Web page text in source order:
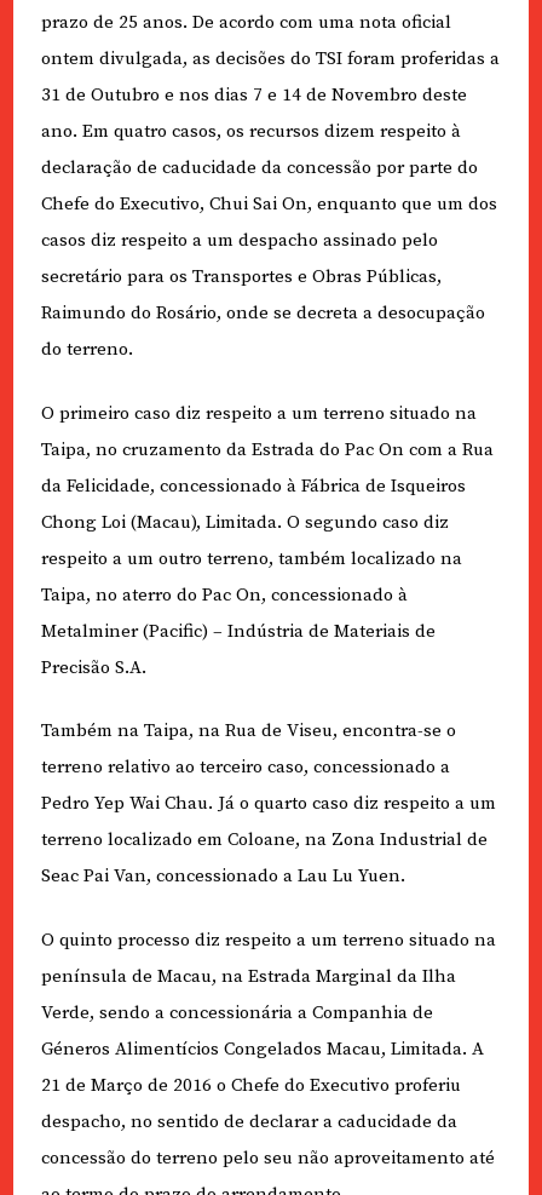
prazo de 25 anos. De acordo com uma nota oficial
ontem divulgada, as decisões do TSI foram proferidas a
31 de Outubro e nos dias 7 e 14 de Novembro deste
ano. Em quatro casos, os recursos dizem respeito à
declaração de caducidade da concessão por parte do
Chefe do Executivo, Chui Sai On, enquanto que um dos
casos diz respeito a um despacho assinado pelo
secretário para os Transportes e Obras Públicas,
Raimundo do Rosário, onde se decreta a desocupação
do terreno.
O primeiro caso diz respeito a um terreno situado na
Taipa, no cruzamento da Estrada do Pac On com a Rua
da Felicidade, concessionado à Fábrica de Isqueiros
Chong Loi (Macau), Limitada. O segundo caso diz
respeito a um outro terreno, também localizado na
Taipa, no aterro do Pac On, concessionado à
Metalminer (Pacific) – Indústria de Materiais de
Precisão S.A.
Também na Taipa, na Rua de Viseu, encontra-se o
terreno relativo ao terceiro caso, concessionado a
Pedro Yep Wai Chau. Já o quarto caso diz respeito a um
terreno localizado em Coloane, na Zona Industrial de
Seac Pai Van, concessionado a Lau Lu Yuen.
O quinto processo diz respeito a um terreno situado na
península de Macau, na Estrada Marginal da Ilha
Verde, sendo a concessionária a Companhia de
Géneros Alimentícios Congelados Macau, Limitada. A
21 de Março de 2016 o Chefe do Executivo proferiu
despacho, no sentido de declarar a caducidade da
concessão do terreno pelo seu não aproveitamento até